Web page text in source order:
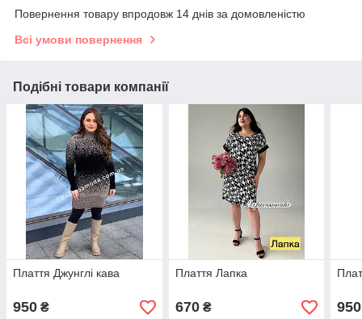
Повернення товару впродовж 14 днів за домовленістю
Всі умови повернення
Подібні товари компанії
Плаття Джунглі кава
950 ₴
Плаття Лапка
670₴ 950